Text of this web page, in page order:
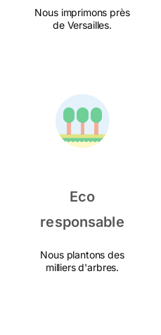
Nous imprimons près
de Versailles.
Eco
responsable
Nous plantons des
milliers d'arbres.